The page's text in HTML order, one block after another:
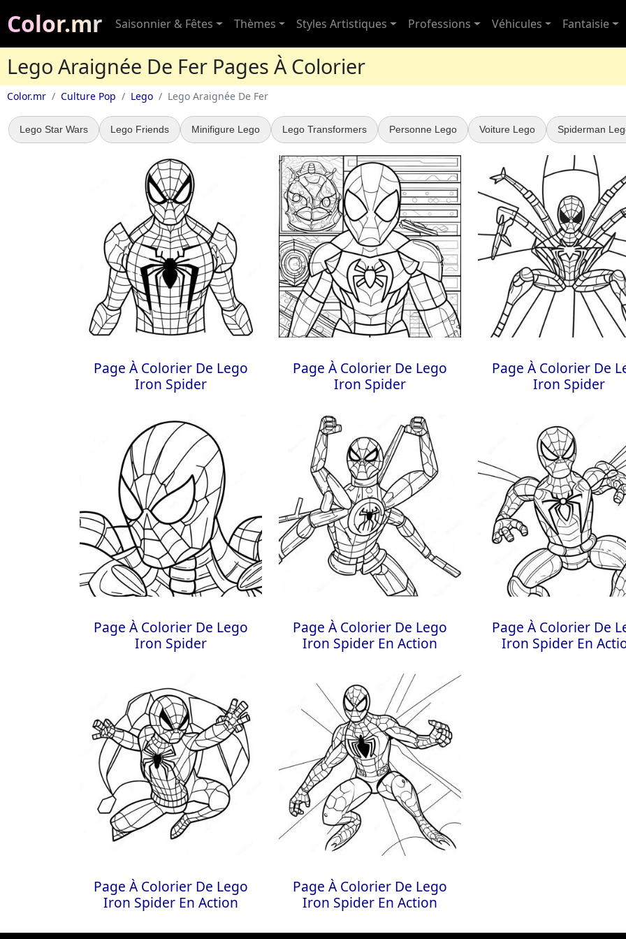
Color.mr Saisonnier & Fêtes Thèmes Styles Artistiques Professions Véhicules Fantaisie
Lego Araignée De Fer Pages À Colorier
Color.mr Culture Pop Lego Lego Araignée De Fer
Lego Star Wars Lego Friends Minifigure Lego Lego Transformers Personne Lego Voiture Lego Spiderman
Page À Colorier De Lego
Iron Spider
Page À Colorier De Lego
Iron Spider
Page À Colorier De
Iron Spider
Page À Colorier De Lego
Iron Spider
Page À Colorier De Lego
Iron Spider En Action
Page À Colorier De
Iron Spider En
Page À Colorier De Lego
Iron Spider En Action
Page À Colorier De Lego
Iron Spider En Action